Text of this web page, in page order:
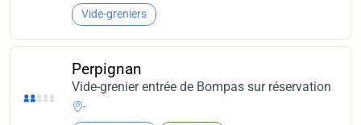
Vide-greniers
Perpignan
Vide-grenier entrée de Bompas sur réservation
-